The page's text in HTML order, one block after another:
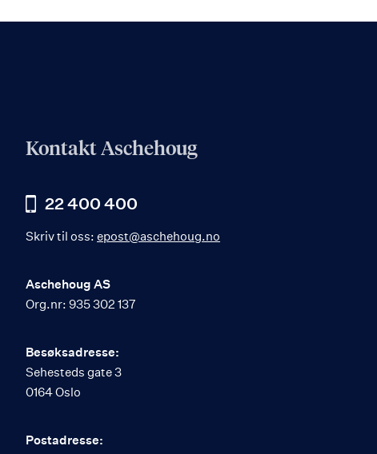
Kontakt Aschehoug
22 400 400
Skriv til oss: epost@aschehoug.no
Aschehoug AS
Org.nr: 935 302 137
Besøksadresse:
Sehesteds gate 3
0164 Oslo
Postadresse: